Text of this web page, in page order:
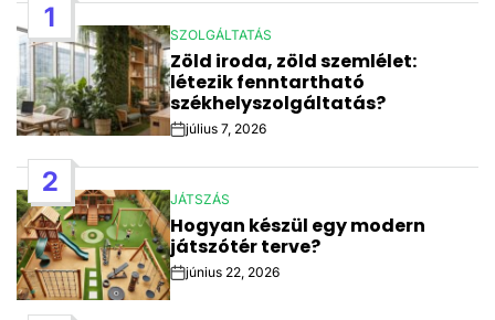
1
POSTED
IN
SZOLGÁLTATÁS
Zöld iroda, zöld szemlélet:
létezik fenntartható
székhelyszolgáltatás?
Postjúlius 7, 2026
2
POSTED
IN
JÁTSZÁS
Hogyan készül egy modern
játszótér terve?
Post
Date
június 22, 2026